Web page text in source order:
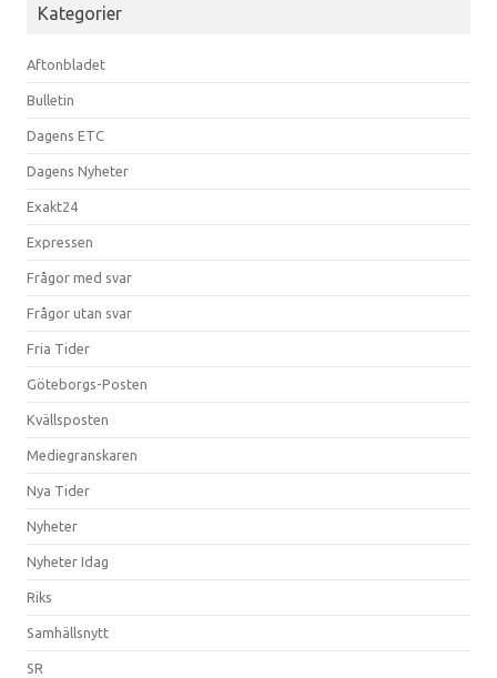
Kategorier
Aftonbladet
Bulletin
Dagens ETC
Dagens Nyheter
Exakt24
Expressen
Frågor med svar
Frågor utan svar
Fria Tider
Göteborgs-Posten
Kvällsposten
Mediegranskaren
Nya Tider
Nyheter
Nyheter Idag
Riks
Samhällsnytt
SR